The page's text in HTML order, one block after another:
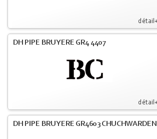
DH PIPE BRUYERE GR4 4407
DH PIPE BRUYERE GR4603 CHUCHWARDEN